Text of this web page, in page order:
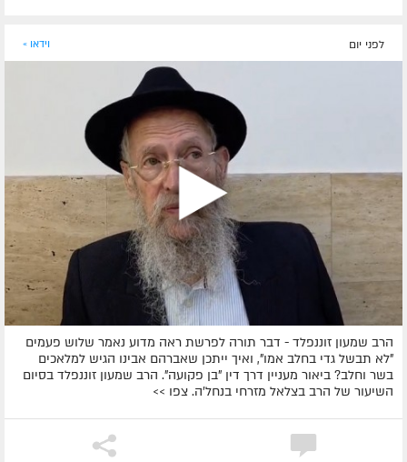
לפני יום וידאו »
הרב שמעון זוננפלד - דבר תורה לפרשת ראה מדוע נאמר שלוש פעמים
"לא תבשל גדי בחלב אמו", ואיך ייתכן שאברהם אבינו הגיש למלאכים
בשר וחלב? ביאור מעניין דרך דין "בן פקועה". הרב שמעון זוננפלד בסיום
השיעור של הרב בצלאל מזרחי בנחל'ה. צפו >>